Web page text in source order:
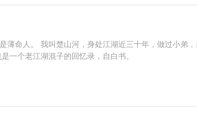
命人。 我叫楚山河，身处江湖近三十年，做过小弟
一个老江湖混子的回忆录，自白书。